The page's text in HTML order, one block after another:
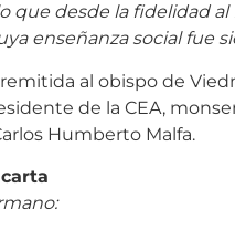
que desde la fidelidad al
enseñanza social fue
al obispo de
de la CEA,
Humberto Malfa.